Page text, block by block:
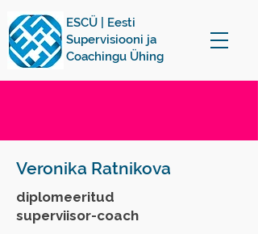
ESCÜ | Eesti
Supervisiooni ja
Coachingu Ühing
Veronika Ratnikova
diplomeeritud
superviisor-coach